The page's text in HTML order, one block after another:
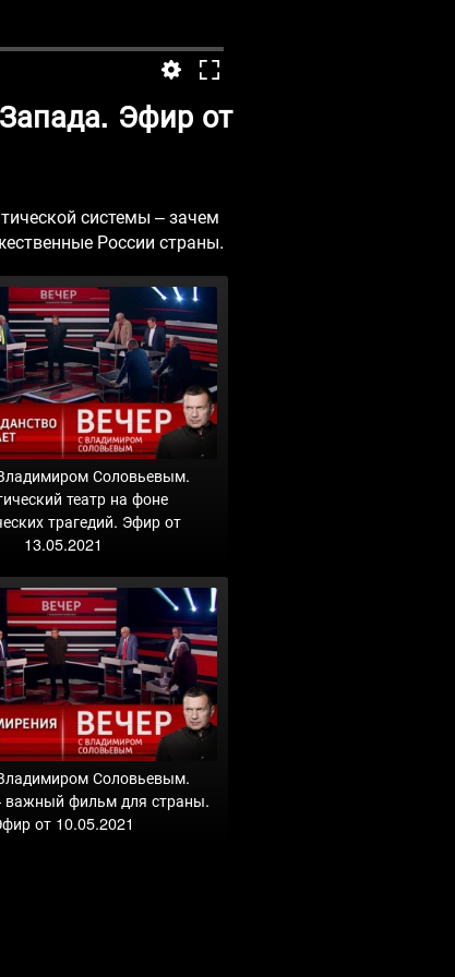
Эфир от
системы – зачем
России страны.
Соловьевым.
театр на фоне
трагедий. Эфир от
13.05.2021
Соловьевым.
важный фильм для страны.
от 10.05.2021